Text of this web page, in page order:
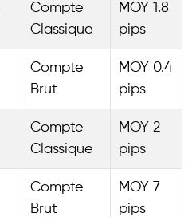
Compte
Classique
MOY 1.8
pips
Compte
Brut
MOY 0.4
pips
Compte
Classique
MOY 2
pips
Compte
Brut
MOY 7
pips